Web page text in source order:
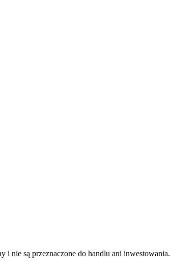
i nie są przeznaczone do handlu ani inwestowania.